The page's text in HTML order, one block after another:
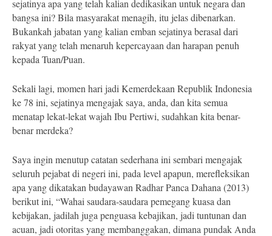
sejatinya apa yang telah kalian dedikasikan untuk negara dan
bangsa ini? Bila masyarakat menagih, itu jelas dibenarkan.
Bukankah jabatan yang kalian emban sejatinya berasal dari
rakyat yang telah menaruh kepercayaan dan harapan penuh
kepada Tuan/Puan.
Sekali lagi, momen hari jadi Kemerdekaan Republik Indonesia
ke 78 ini, sejatinya mengajak saya, anda, dan kita semua
menatap lekat-lekat wajah Ibu Pertiwi, sudahkan kita benar-
benar merdeka?
Saya ingin menutup catatan sederhana ini sembari mengajak
seluruh pejabat di negeri ini, pada level apapun, merefleksikan
apa yang dikatakan budayawan Radhar Panca Dahana (2013)
berikut ini, “Wahai saudara-saudara pemegang kuasa dan
kebijakan, jadilah juga penguasa kebajikan, jadi tuntunan dan
acuan, jadi otoritas yang membanggakan, dimana pundak Anda